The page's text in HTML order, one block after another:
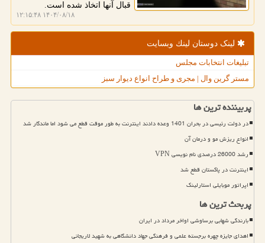
قبال آنها اتخاذ شده است.
۱۴۰۴/۰۸/۱۸ ۱۲:۱۵:۴۸
لینک دوستان لینك وبسایت
تبلیغات انتخابات مجلس
مستر گرین وال | مجری و طراح انواع دیوار سبز
پربیننده ترین ها
در دولت رئیسی در بحران 1401 وعده دادند اینترنت به طور موقت قطع می شود اما ماندگار شد
انواع ریزش مو و درمان آن
رشد 26000 درصدی نام نویسی VPN
اینترنت در پاکستان قطع شد
اپراتور موبایلی استارلینک
پربحث ترین ها
بارندگی شهابی برساوشی اواخر مرداد در ایران
اهدای جایزه چهره برجسته علمی و فرهنگی جهاد دانشگاهی به شهید لاریجانی